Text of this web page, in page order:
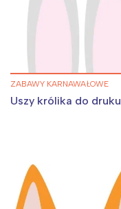
ZABAWY KARNAWAŁOWE
Uszy królika do druku